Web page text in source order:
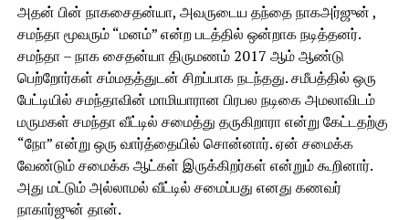
அதன் பின் நாகசைதன்யா, அவருடைய தந்தை நாகஅர்ஜுன் ,
சமந்தா மூவரும் “மனம்” என்ற படத்தில் ஒன்றாக நடித்தனர்.
சமந்தா – நாக சைதன்யா திருமணம் 2017 ஆம் ஆண்டு
பெற்றோர்கள் சம்மதத்துடன் சிறப்பாக நடந்தது. சமீபத்தில் ஒரு
பேட்டியில் சமந்தாவின் மாமியாரான பிரபல நடிகை அமலாவிடம்
மருமகள் சமந்தா வீட்டில் சமைத்து தருகிறாரா என்று கேட்டதற்கு
“நோ” என்று ஒரு வார்த்தையில் சொன்னார். ஏன் சமைக்க
வேண்டும் சமைக்க ஆட்கள் இருக்கிறர்கள் என்றும் கூறினார்.
அது மட்டும் அல்லாமல் வீட்டில் சமைப்பது எனது கணவர்
நாகார்ஜுன் தான்.